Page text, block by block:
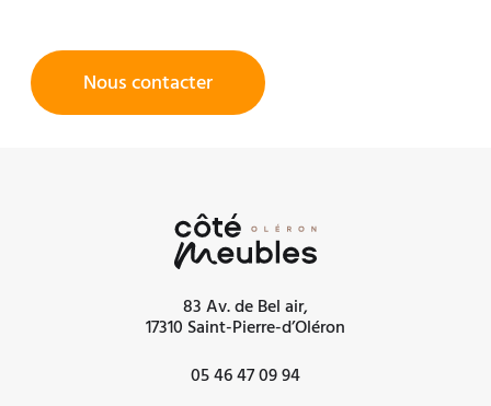
Nous contacter
83 Av. de Bel air,
17310 Saint-Pierre-d’Oléron
05 46 47 09 94